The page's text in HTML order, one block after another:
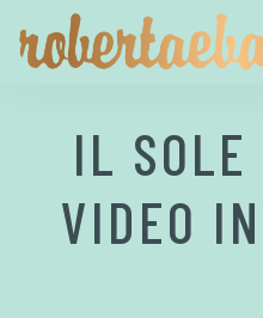
IL
VIDEO